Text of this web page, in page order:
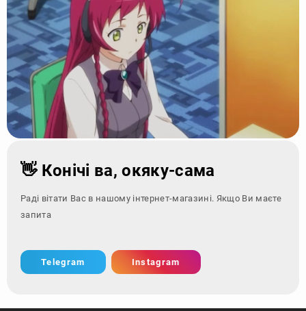
👋 Конічі ва, окяку-сама
Раді вітати Вас в нашому інтернет-магазині. Якщо Ви маєте
запитання - зверн
Telegram Instagram